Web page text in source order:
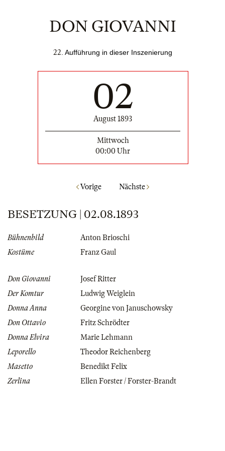
DON GIOVANNI
22 . Aufführung in dieser Inszenierung
02
August 1893
Mittwoch
00:00 Uhr
Vorige Nächste
BESETZUNG | 02.08.1893
Bühnenbild
Anton Brioschi
Kostüme
Franz Gaul
Don Giovanni
Josef Ritter
Der Komtur
Ludwig Weiglein
Donna Anna
Georgine von Januschowsky
Don Ottavio
Fritz Schrödter
Donna Elvira
Marie Lehmann
Leporello
Theodor Reichenberg
Masetto
Benedikt Felix
Zerlina
Ellen Forster / Forster-Brandt